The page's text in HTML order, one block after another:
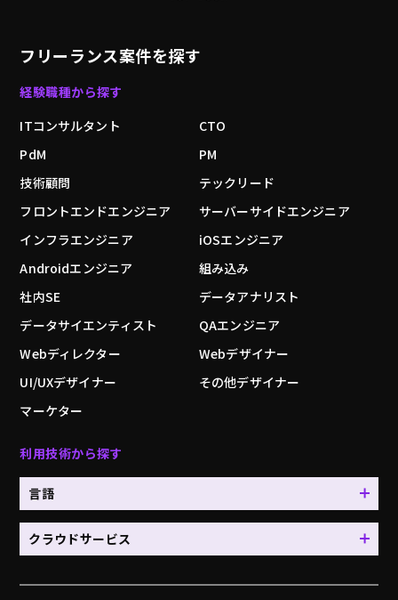
・常にslack等でオープンなコミュニケーショ
・お洒落で快適なオフィス環境
・ワーケーション（過去、沖縄や石垣島で複数
回開催）
・半期毎に行う表彰イベント「はっち祭」
フリーランス案件を探す
経験職種から探す
ITコンサルタント
CTO
PdM
PM
技術顧問
テックリード
フロントエンドエンジニア
サーバーサイドエンジニア
インフラエンジニア
iOSエンジニア
Androidエンジニア
組み込み
社内SE
データアナリスト
データサイエンティスト
QAエンジニア
Webディレクター
Webデザイナー
UI/UXデザイナー
その他デザイナー
マーケター
利用技術から探す
言語
クラウドサービス